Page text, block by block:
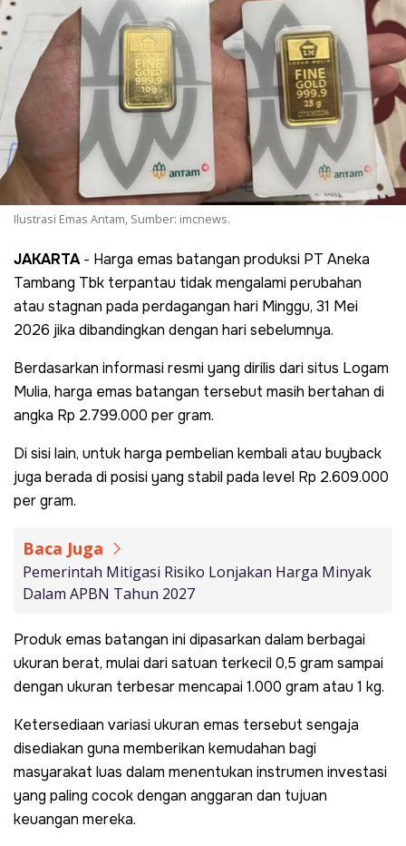
Ilustrasi Emas Antam, Sumber: imcnews.
JAKARTA- Harga emas batangan produksi PT Aneka
Tambang Tbk terpantau tidak mengalami perubahan
atau stagnan pada perdagangan hari Minggu, 31 Mei
2026 jika dibandingkan dengan hari sebelumnya.
Berdasarkan informasi resmi yang dirilis dari situs Logam
Mulia, harga emas batangan tersebut masih bertahan di
angka Rp 2.799.000 per gram.
Di sisi lain, untuk harga pembelian kembali atau buyback
juga berada di posisi yang stabil pada level Rp 2.609.000
per gram.
Baca Juga
Pemerintah Mitigasi Risiko Lonjakan Harga Minyak
Dalam APBN Tahun 2027
Produk emas batangan ini dipasarkan dalam berbagai
ukuran berat, mulai dari satuan terkecil 0,5 gram sampai
dengan ukuran terbesar mencapai 1.000 gram atau 1 kg.
Ketersediaan variasi ukuran emas tersebut sengaja
disediakan guna memberikan kemudahan bagi
masyarakat luas dalam menentukan instrumen investasi
yang paling cocok dengan anggaran dan tujuan
keuangan mereka.